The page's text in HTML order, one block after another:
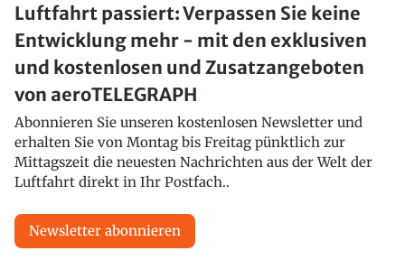
Luftfahrt passiert: Verpassen Sie keine
Entwicklung mehr - mit den exklusiven
und kostenlosen und Zusatzangeboten
von aeroTELEGRAPH
Abonnieren Sie unseren kostenlosen Newsletter und
erhalten Sie von Montag bis Freitag pünktlich zur
Mittagszeit die neuesten Nachrichten aus der Welt der
Luftfahrt direkt in Ihr Postfach..
Newsletter abonnieren